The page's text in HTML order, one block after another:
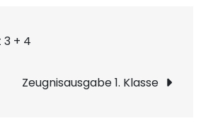
+ 4
Zeugnisausgabe 1. Klasse